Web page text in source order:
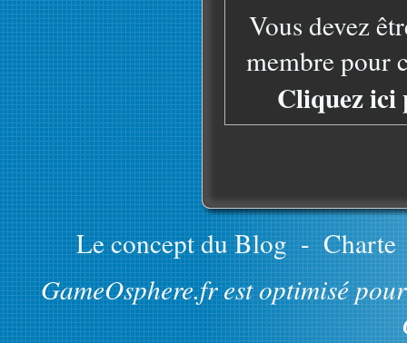
Vous devez
membre pour
Cliquez ici
Le concept du Blog - Charte
GameOsphere.fr est optimisé